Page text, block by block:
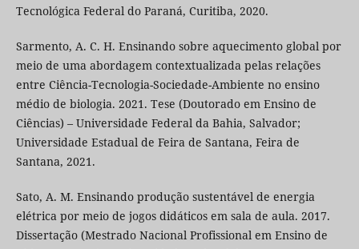
Tecnológica Federal do Paraná, Curitiba, 2020.
Sarmento, A. C. H. Ensinando sobre aquecimento global por
meio de uma abordagem contextualizada pelas relações
entre Ciência-Tecnologia-Sociedade-Ambiente no ensino
médio de biologia. 2021. Tese (Doutorado em Ensino de
Ciências) – Universidade Federal da Bahia, Salvador;
Universidade Estadual de Feira de Santana, Feira de
Santana, 2021.
Sato, A. M. Ensinando produção sustentável de energia
elétrica por meio de jogos didáticos em sala de aula. 2017.
Dissertação (Mestrado Nacional Profissional em Ensino de